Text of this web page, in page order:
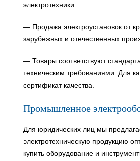
электротехники
— Продажа электроустановок от
зарубежных и отечественных
— Товары соответствуют
техническим требованиями. Для
сертификат качества.
Промышленное
Для юридических лиц мы
электротехническую продукцию
купить оборудование и